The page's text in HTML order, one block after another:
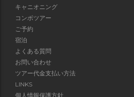
キャニオニング
コンボツアー
ご予約
宿泊
よくある質問
お問い合わせ
ツアー代金支払い方法
LINKS
個人情報保護方針